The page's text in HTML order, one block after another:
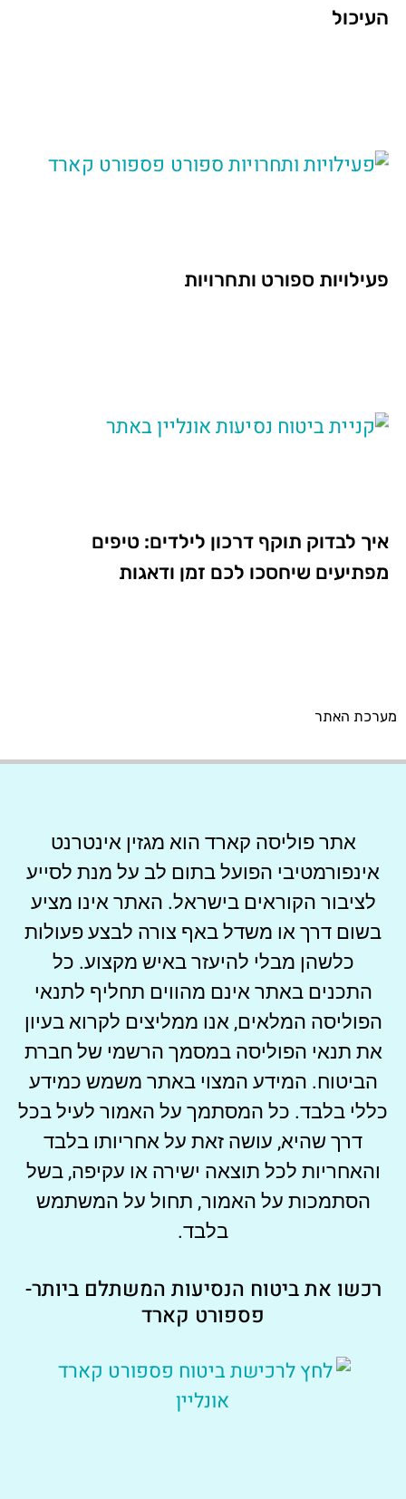
העיכול
פעילויות ספורט ותחרויות
איך לבדוק תוקף דרכון לילדים: טיפים
מפתיעים שיחסכו לכם זמן ודאגות
מערכת האתר
אתר פוליסה קארד הוא מגזין אינטרנט
אינפורמטיבי הפועל בתום לב על מנת לסייע
לציבור הקוראים בישראל. האתר אינו מציע
בשום דרך או משדל באף צורה לבצע פעולות
כלשהן מבלי להיעזר באיש מקצוע. כל
התכנים באתר אינם מהווים תחליף לתנאי
הפוליסה המלאים, אנו ממליצים לקרוא בעיון
את תנאי הפוליסה במסמך הרשמי של חברת
הביטוח. המידע המצוי באתר משמש כמידע
כללי בלבד. כל המסתמך על האמור לעיל בכל
דרך שהיא, עושה זאת על אחריותו בלבד
והאחריות לכל תוצאה ישירה או עקיפה, בשל
הסתמכות על האמור, תחול על המשתמש
בלבד.
רכשו את ביטוח הנסיעות המשתלם ביותר-
פספורט קארד